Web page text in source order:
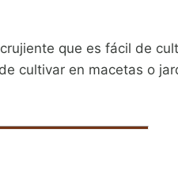
que es fácil de
cultivar en macetas o